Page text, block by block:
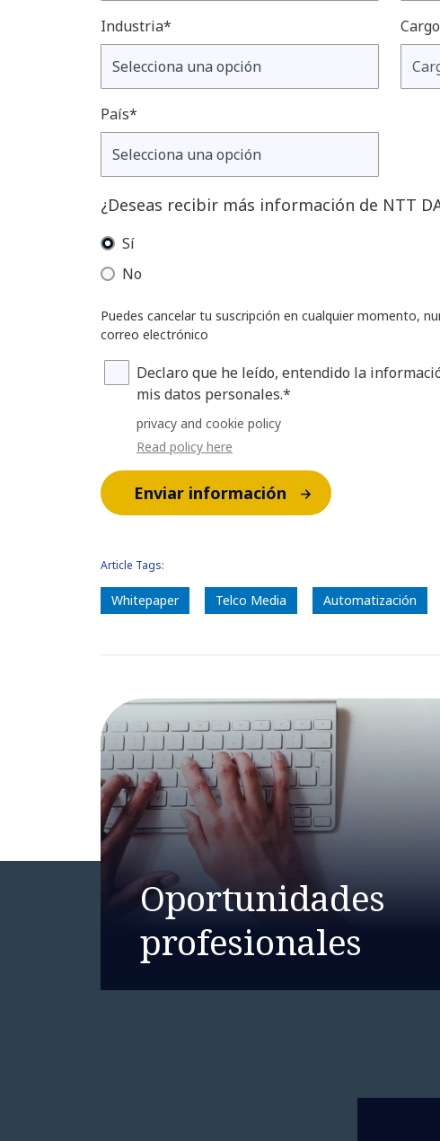
Industria*
País*
¿Deseas recibir más información de NTT
Sí
No
Puedes cancelar tu suscripción en cualquier momento,
correo electrónico
Declaro que he leído, entendido la
mis datos personales.*
privacy and cookie policy
Read policy here
Enviar información
Article Tags:
Whitepaper Telco Media Automatización
Oportunidades
profesionales